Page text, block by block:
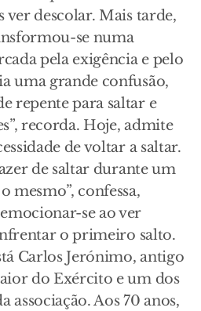
descolar. Mais tarde,
se numa
pela exigência e pelo
uma grande confusão,
repente para saltar e
recorda. Hoje, admite
de voltar a saltar.
de saltar durante um
mesmo”, confessa,
se ao ver
o primeiro salto.
Carlos Jerónimo, antigo
do Exército e um dos
associação. Aos 70 anos,